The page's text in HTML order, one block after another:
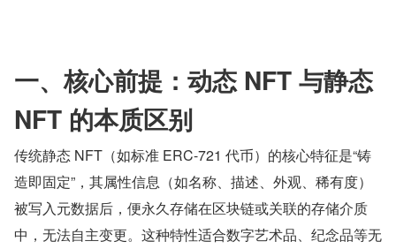
一、核心前提：动态 NFT 与静态
NFT 的本质区别
传统静态 NFT（如标准 ERC-721 代币）的核心特征是“铸
造即固定”，其属性信息（如名称、描述、外观、稀有度）
被写入元数据后，便永久存储在区块链或关联的存储介质
中，无法自主变更。这种特性适合数字艺术品、纪念品等无